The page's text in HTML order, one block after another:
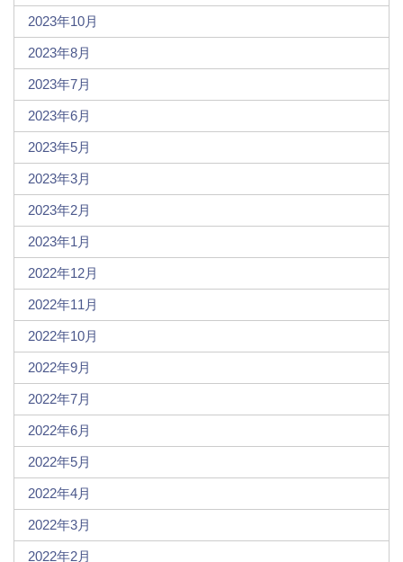
2023年10月
2023年8月
2023年7月
2023年6月
2023年5月
2023年3月
2023年2月
2023年1月
2022年12月
2022年11月
2022年10月
2022年9月
2022年7月
2022年6月
2022年5月
2022年4月
2022年3月
2022年2月